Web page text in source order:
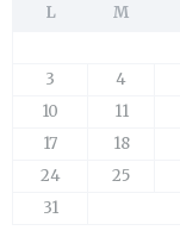
L M
3
4
10
11
17
18
24
25
31